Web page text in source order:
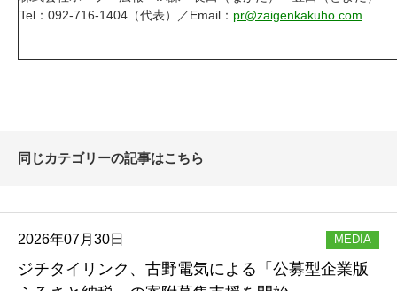
Tel：092-716-1404（代表）／Email： pr@zaigenkakuho.com
同じカテゴリーの記事はこちら
2026年07月30日 MEDIA
ジチタイリンク、古野電気による「公募型企業版